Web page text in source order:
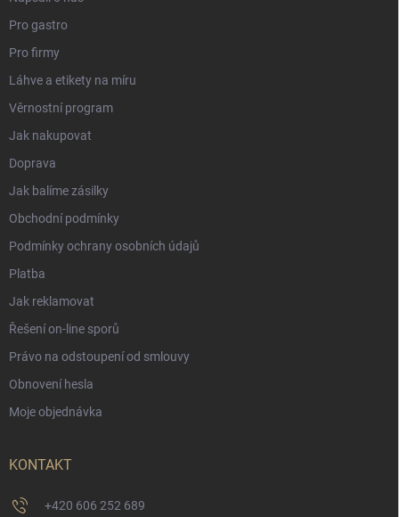
Pro gastro
Pro firmy
Láhve a etikety na míru
Věrnostní program
Jak nakupovat
Doprava
Jak balíme zásilky
Obchodní podmínky
Podmínky ochrany osobních údajů
Platba
Jak reklamovat
Řešení on-line sporů
Právo na odstoupení od smlouvy
Obnovení hesla
Moje objednávka
KONTAKT
+420 606 252 689